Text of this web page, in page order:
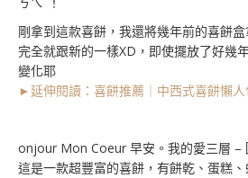
剛拿到這款喜餅，我還將幾年前的喜餅
完全就跟新的一樣XD，即使擺放了好幾
變化耶
►延伸閱讀：喜餅推薦｜中西式喜餅懶
onjour Mon Coeur 早安。我的愛三層 –
這是一款超豐富的喜餅，有餅乾、蛋糕